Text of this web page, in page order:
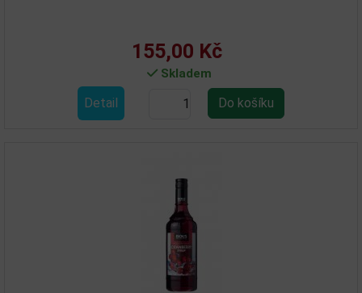
155,00 Kč
Skladem
Detail